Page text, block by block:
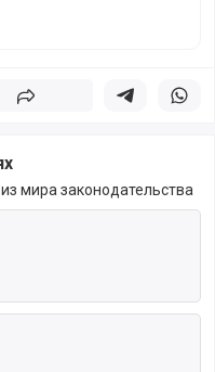
Поделиться Поделиться в
мира законодательства